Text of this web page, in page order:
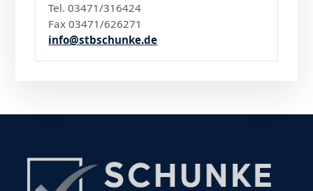
Tel. 03471/316424
Fax 03471/626271
info@stbschunke.de